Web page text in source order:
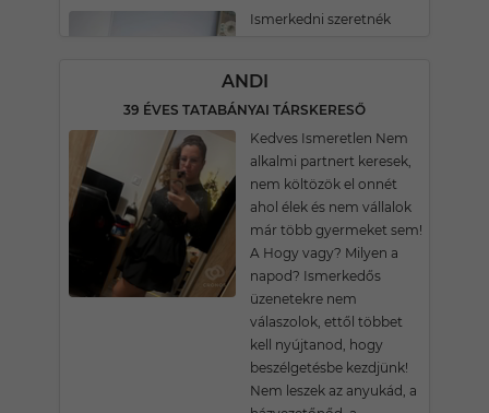
Ismerkedni szeretnék
ANDI
39 ÉVES TATABÁNYAI TÁRSKERESŐ
Kedves Ismeretlen Nem
alkalmi partnert keresek,
nem költözök el onnét
ahol élek és nem vállalok
már több gyermeket sem!
A Hogy vagy? Milyen a
napod? Ismerkedős
üzenetekre nem
válaszolok, ettől többet
kell nyújtanod, hogy
beszélgetésbe kezdjünk!
Nem leszek az anyukád, a